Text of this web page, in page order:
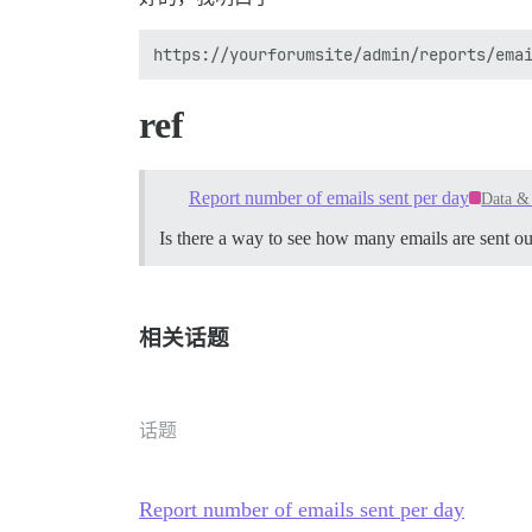
ref
Report number of emails sent per day Data
Is there a way to see how many emails are sent
相关话题
话题
Report number of emails sent per day